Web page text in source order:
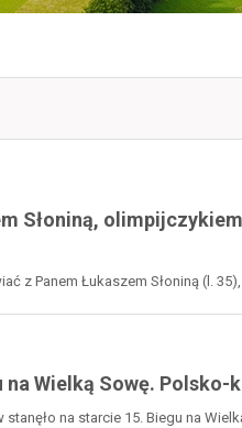
Słoniną,
z Panem Łukaszem Słoniną (l.
Wielką Sowę. Polsko-
na starcie 15. Biegu na